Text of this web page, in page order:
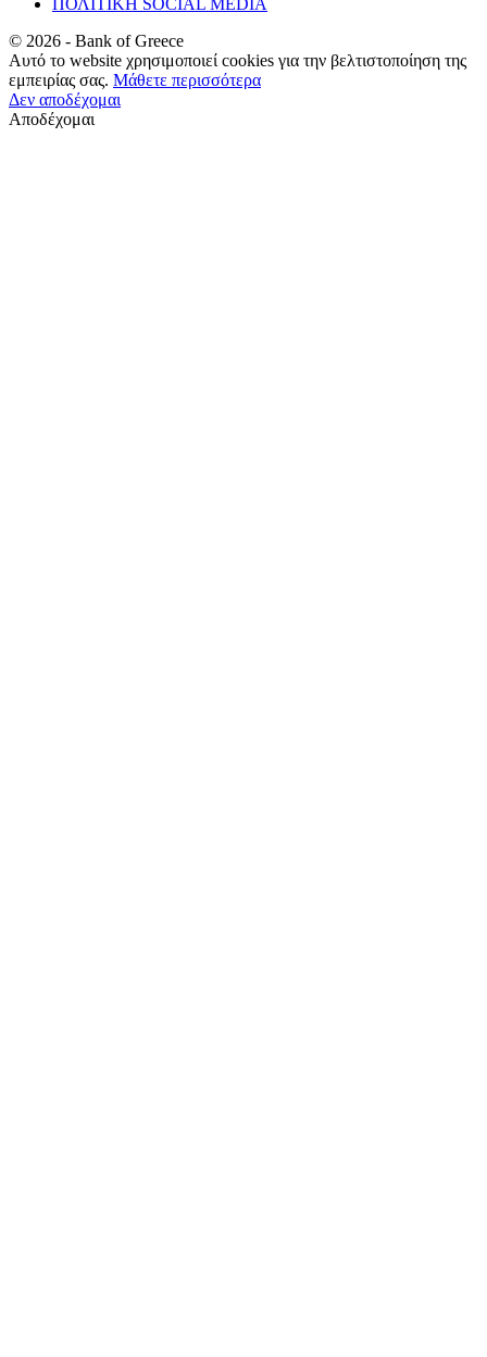
© 2026 - Bank of Greece
Αυτό το website χρησιμοποιεί cookies για την βελτιστοποίηση της
εμπειρίας σας. Μάθετε περισσότερα
Δεν αποδέχομαι
Αποδέχομαι